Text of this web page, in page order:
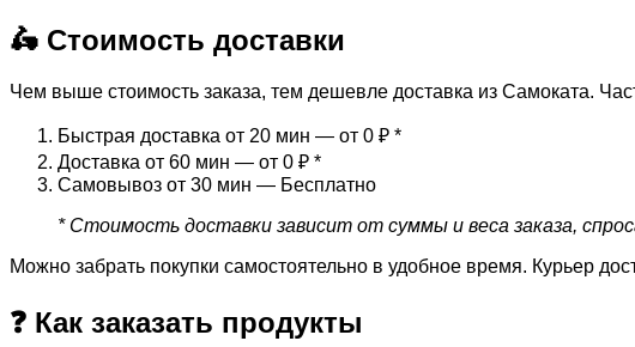
🛵 Стоимость доставки
Чем выше стоимость заказа, тем дешевле доставка из Самоката.
Быстрая доставка от 20 мин — от 0 ₽ *
Доставка от 60 мин — от 0 ₽ *
Самовывоз от 30 мин — Бесплатно
* Стоимость доставки зависит от суммы и веса заказа,
Можно забрать покупки самостоятельно в удобное время. Курьер
❓ Как заказать продукты